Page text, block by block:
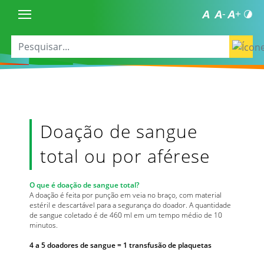
Doação de sangue
total ou por aférese
O que é doação de sangue total?
A doação é feita por punção em veia no braço, com material
estéril e descartável para a segurança do doador. A quantidade
de sangue coletado é de 460 ml em um tempo médio de 10
minutos.
4 a 5 doadores de sangue = 1 transfusão de plaquetas